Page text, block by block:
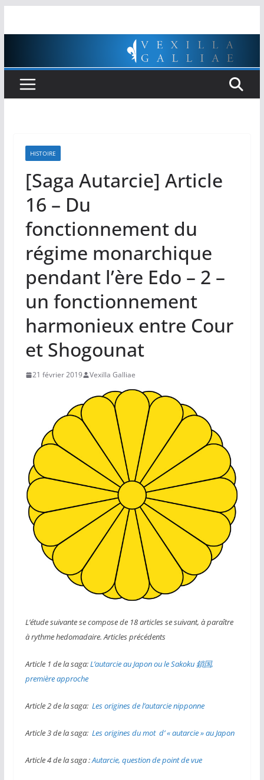
HISTOIRE
[Saga Autarcie] Article
16 – Du
fonctionnement du
régime monarchique
pendant l’ère Edo – 2 –
un fonctionnement
harmonieux entre Cour
et Shogounat
21 février 2019 Vexilla Galliae
L’étude suivante se compose de 18 articles se suivant, à paraître
à rythme hedomadaire. Articles précédents
Article 1 de la saga:L’autarcie au Japon ou le Sakoku 鎖国,
première approche
Article 2 de la saga: Les origines de l’autarcie nipponne
Article 3 de la saga: Les origines du mot d’ « autarcie » au Japon
Article 4 de la saga :Autarcie, question de point de vue